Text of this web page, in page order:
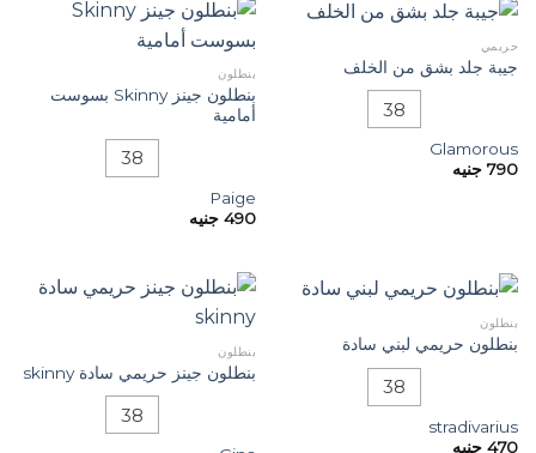
حريمي
جيبة جلد بشق من الخلف
38
Glamorous
790 جنيه
بنطلون
بنطلون جينز Skinny بسوست
أمامية
38
Paige
490 جنيه
بنطلون
بنطلون حريمي لبني سادة
38
stradivarius
470 جنيه
بنطلون
بنطلون جينز حريمي سادة skinny
38